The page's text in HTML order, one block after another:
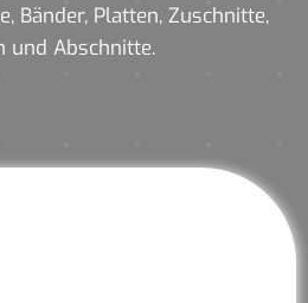
Bänder, Platten, Zuschnitte,
und Abschnitte.